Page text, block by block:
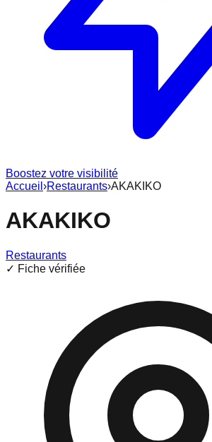
Boostez votre visibilité
Accueil ›Restaurants›AKAKIKO
AKAKIKO
Restaurants
✓ Fiche vérifiée